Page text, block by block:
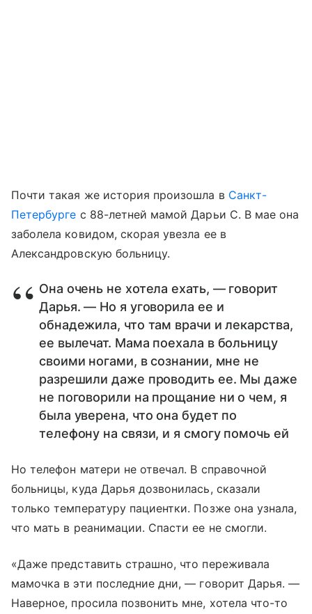
Почти такая же история произошла в Санкт-
Петербурге с 88-летней мамой Дарьи С. В мае она
заболела ковидом, скорая увезла ее в
Александровскую больницу.
Она очень не хотела ехать, — говорит
Дарья. — Но я уговорила ее и
обнадежила, что там врачи и лекарства,
ее вылечат. Мама поехала в больницу
своими ногами, в сознании, мне не
разрешили даже проводить ее. Мы даже
не поговорили на прощание ни о чем, я
была уверена, что она будет по
телефону на связи, и я смогу помочь ей
Но телефон матери не отвечал. В справочной
больницы, куда Дарья дозвонилась, сказали
только температуру пациентки. Позже она узнала,
что мать в реанимации. Спасти ее не смогли.
«Даже представить страшно, что переживала
мамочка в эти последние дни, — говорит Дарья. —
Наверное, просила позвонить мне, хотела что-то